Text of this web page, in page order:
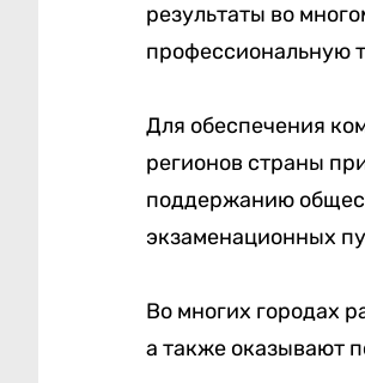
результаты во
профессиональную
Для обеспечения
регионов страны
поддержанию
экзаменационных
Во многих городах
а также оказывают